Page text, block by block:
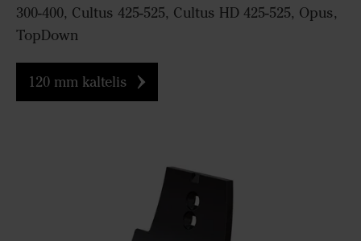
300-400, Cultus 425-525, Cultus HD 425-525, Opus,
TopDown
120 mm kaltelis